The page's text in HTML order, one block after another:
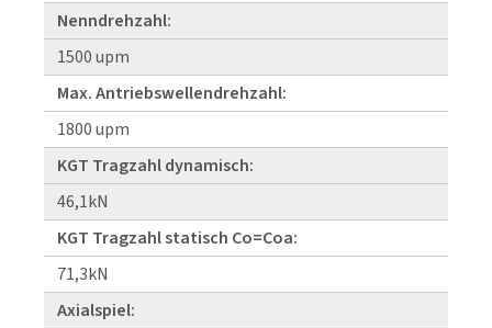
Nenndrehzahl:
1500 upm
Max. Antriebswellendrehzahl:
1800 upm
KGT Tragzahl dynamisch:
46,1kN
KGT Tragzahl statisch Co=Coa:
71,3kN
Axialspiel: